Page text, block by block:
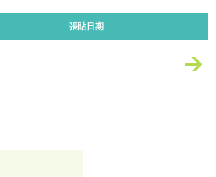
張貼日期
更